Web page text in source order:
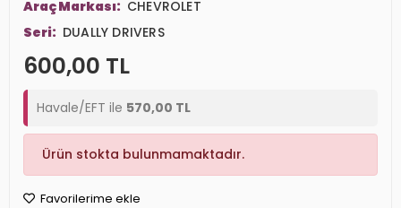
Araç Markası: CHEVROLET
Seri: DUALLY DRIVERS
600,00 TL
Havale/EFT ile 570,00 TL
Ürün stokta bulunmamaktadır.
Favorilerime ekle